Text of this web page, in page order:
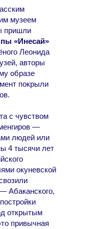
музеем
пришли
«Инесай»
Леонида
авторы
образе
покрыли
с чувством
—
людей или
4 тысячи лет
окуневской
Абаканского,
открытым
привычная